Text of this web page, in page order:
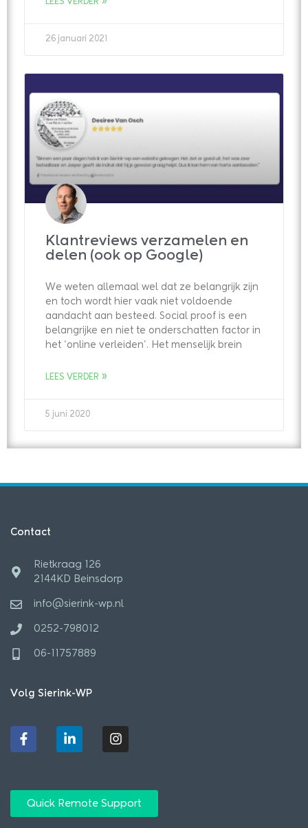
LEES VERDER »
26 januari 2021
Klantreviews verzamelen en
delen (ook op Google)
We weten allemaal wel dat ze belangrijk zijn
en toch wordt hier vaak niet voldoende
aandacht aan besteed. Social proof is een
belangrijke en niet te onderschatten factor in
het ‘online verleiden’. Het menselijk brein
LEES VERDER »
5 juni 2020
Contact
Rietkraag 126
2144KD Beinsdorp
info@sierink-wp.nl
0252-798012
06-11757889
Volg Sierink-WP
F
a
c
o
o
k
L
i
n
d
i
n
I
n
s
g
r
a
Quick Remote Support